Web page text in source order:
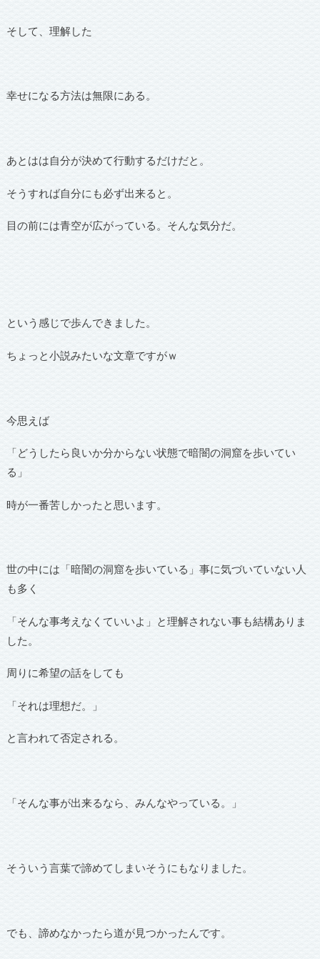
そして、理解した
幸せになる方法は無限にある。
あとはは自分が決めて行動するだけだと。
そうすれば自分にも必ず出来ると。
目の前には青空が広がっている。そんな気分だ。
という感じで歩んできました。
ちょっと小説みたいな文章ですがｗ
今思えば
「どうしたら良いか分からない状態で暗闇の洞窟を歩いてい
る」
時が一番苦しかったと思います。
世の中には「暗闇の洞窟を歩いている」事に気づいていない人
も多く
「そんな事考えなくていいよ」と理解されない事も結構ありま
した。
周りに希望の話をしても
「それは理想だ。」
と言われて否定される。
「そんな事が出来るなら、みんなやっている。」
そういう言葉で諦めてしまいそうにもなりました。
でも、諦めなかったら道が見つかったんです。